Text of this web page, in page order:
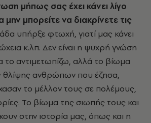
μήπως σας έχει κάνει λίγο
μπορείτε να διακρίνετε τις
υπήρξε φτωχή, γιατί μας κάνει
κ.λπ. Δεν είναι η ψυχρή γνώση
το αντιμετωπίζω, αλλά το βίωμα
θλίψης ανθρώπων που έζησα,
το μέλλον τους σε πολέμους,
Το βίωμα της σιωπής τους και
στην ιστορία μας, όπως και η